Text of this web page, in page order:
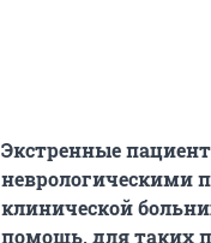
Экстренные
неврологическими
клинической
помощь, для таких